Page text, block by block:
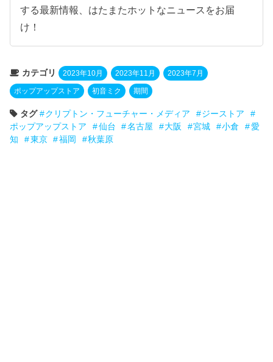
する最新情報、はたまたホットなニュースをお届
け！
カテゴリ 2023年10月 2023年11月 2023年7月
ポップアップストア 初音ミク 期間
タグ クリプトン・フューチャー・メディア
ジーストア
ポップアップストア
仙台 名古屋 大阪 宮城 小倉
愛
知
東京 福岡 秋葉原